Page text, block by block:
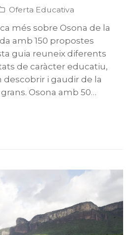
Oferta Educativa
més sobre Osona de la
amb 150 propostes
guia reuneix diferents
de caràcter educatiu,
i gaudir de la
Osona amb 50…